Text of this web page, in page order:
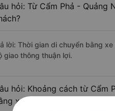
hỏi: Từ Cẩm Phả - Quảng
lời: Thời gian di chuyển bằng
giao thông thuận lợi.
hỏi: Khoảng cách từ Cẩm
xe khách?